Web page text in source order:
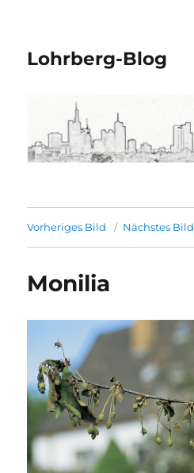
Lohrberg-Blog
Vorheriges Bild Nächstes Bild
Monilia